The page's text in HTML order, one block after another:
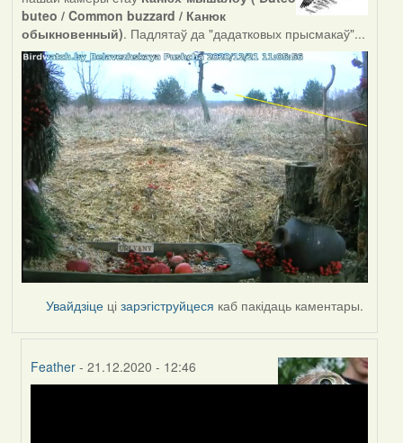
buteo / Common buzzard / Канюк
обыкновенный). Падлятаў да "дадатковых прысмакаў"...
Увайдзіце цізарэгіструйцеся каб пакідаць каментары.
Feather - 21.12.2020 - 12:46